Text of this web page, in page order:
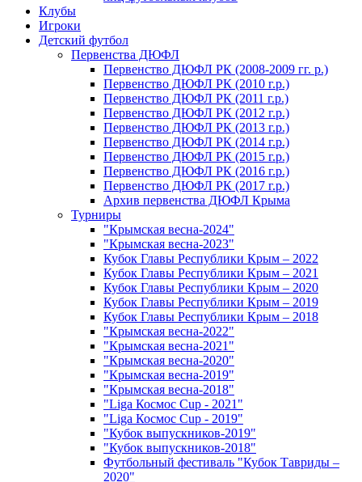
Клубы
Игроки
Детский футбол
Первенства ДЮФЛ
Первенство ДЮФЛ РК (2008-2009 гг. р.)
Первенство ДЮФЛ РК (2010 г.р.)
Первенство ДЮФЛ РК (2011 г.р.)
Первенство ДЮФЛ РК (2012 г.р.)
Первенство ДЮФЛ РК (2013 г.р.)
Первенство ДЮФЛ РК (2014 г.р.)
Первенство ДЮФЛ РК (2015 г.р.)
Первенство ДЮФЛ РК (2016 г.р.)
Первенство ДЮФЛ РК (2017 г.р.)
Архив первенства ДЮФЛ Крыма
Турниры
"Крымская весна-2024"
"Крымская весна-2023"
Кубок Главы Республики Крым – 2022
Кубок Главы Республики Крым – 2021
Кубок Главы Республики Крым – 2020
Кубок Главы Республики Крым – 2019
Кубок Главы Республики Крым – 2018
"Крымская весна-2022"
"Крымская весна-2021"
"Крымская весна-2020"
"Крымская весна-2019"
"Крымская весна-2018"
"Liga Космос Cup - 2021"
"Liga Космос Cup - 2019"
"Кубок выпускников-2019"
"Кубок выпускников-2018"
Футбольный фестиваль "Кубок Тавриды –
2020"